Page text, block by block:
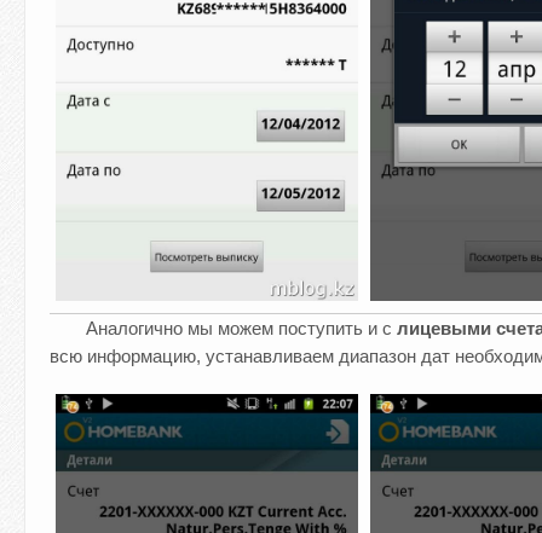
Аналогично мы можем поступить и с лицевыми
всю информацию, устанавливаем диапазон дат